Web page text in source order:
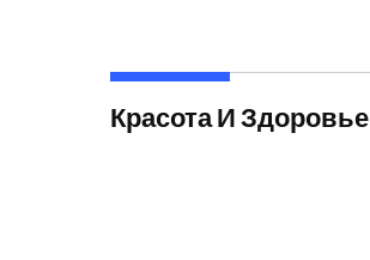
Красота И Здоровье